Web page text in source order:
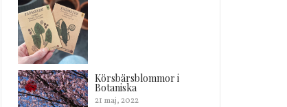
Körsbärsblommor i
Botaniska
21 maj, 2022